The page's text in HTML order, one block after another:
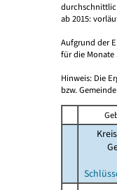
ab 2015:
Aufgrund der
für die Monate
Hinweis: Die
bzw.